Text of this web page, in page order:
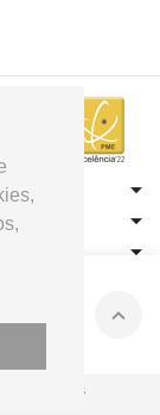
reservados